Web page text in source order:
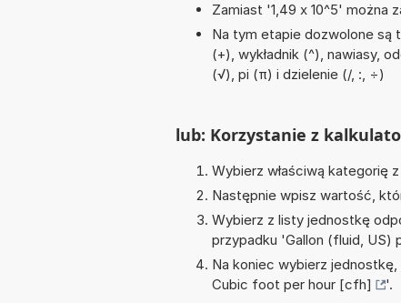
Zamiast '1,49 x 10^5' można
Na tym etapie dozwolone są
(+), wykładnik (^), nawiasy,
(√), pi (π) i dzielenie (/, :, ÷)
lub: Korzystanie z
Wybierz właściwą kategorię
Następnie wpisz wartość,
Wybierz z listy jednostkę
przypadku 'Gallon (fluid, US)
Na koniec wybierz
Cubic foot per hour [cfh]
'.